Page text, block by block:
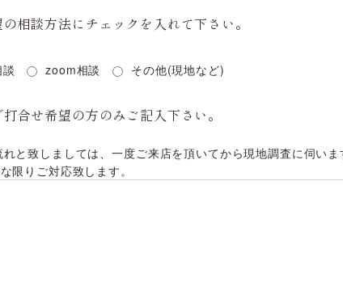
の相談方法にチェックを入れて下さい。
zoom相談 その他(現地など)
合せ希望の方のみご記入下さい。
と致しましては、一度ご来店を頂いてから現地調査に伺い
限りご対応致します。